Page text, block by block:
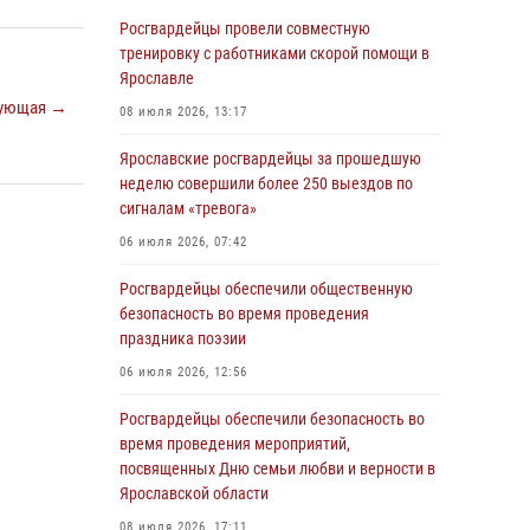
→
03 августа 2026, 06:20
Росгвардейцы обеспечили правопорядок во
время массового забега в Ярославле
Росгвардейцы обеспечили правопорядок во
время крестного хода в Ярославской области
27 июля 2026, 09:09
ЯРОСЛАВСКИЕ РОСГВАРДЕЙЦЫ ЗА
ПРОШЕДШУЮ НЕДЕЛЮ СОВЕРШИЛИ БОЛЕЕ
250 ВЫЕЗДОВ ПО СИГНАЛАМ «ТРЕВОГА»
27 июля 2026, 08:57
ЯРОСЛАВСКИЕ РОСГВАРДЕЙЦЫ ЗА
ПРОШЕДШУЮ НЕДЕЛЮ СОВЕРШИЛИ БОЛЕЕ
300 ВЫЕЗДОВ ПО СИГНАЛАМ «ТРЕВОГА»
20 июля 2026, 14:47
Росгвардейцы провели совместную
тренировку с работниками скорой помощи в
Ярославле
08 июля 2026, 13:17
Ярославские росгвардейцы за прошедшую
неделю совершили более 250 выездов по
сигналам «тревога»
06 июля 2026, 07:42
Росгвардейцы обеспечили общественную
безопасность во время проведения
праздника поэзии
06 июля 2026, 12:56
Росгвардейцы обеспечили безопасность во
время проведения мероприятий,
посвященных Дню семьи любви и верности в
Ярославской области